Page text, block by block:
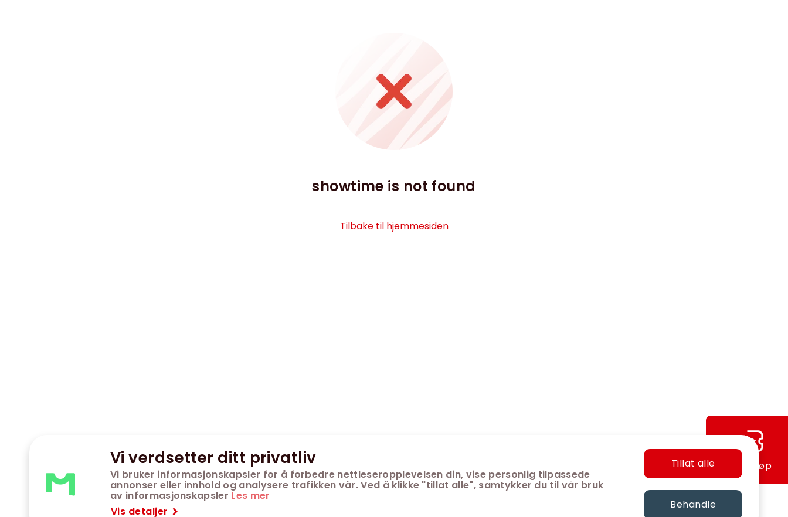
Vi verdsetter ditt privatliv
Vi bruker informasjonskapsler for å forbedre nettleseropplevelsen din, vise personlig tilpassede
annonser eller innhold og analysere trafikken vår. Ved å klikke "tillat alle", samtykker du til vår bruk
av informasjonskapsler Les mer
Vis detaljer
Tillat alle
Behandle
showtime is not found
Tilbake til hjemmesiden
Hurtigkjøp